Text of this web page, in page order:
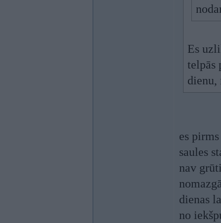
Es
telpās
dienu,
es
saules
nav
dienas
no